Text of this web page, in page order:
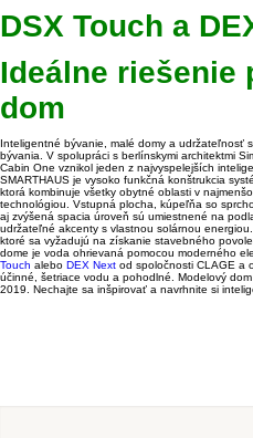
DSX Touch a
Ideálne riešenie
dom
Inteligentné bývanie, malé domy a udržateľnosť
bývania. V spolupráci s berlínskymi architektmi
Cabin One vznikol jeden z najvyspelejších
SMARTHAUS je vysoko funkčná konštrukcia
ktorá kombinuje všetky obytné oblasti v
technológiou. Vstupná plocha, kúpeľňa so
aj zvýšená spacia úroveň sú umiestnené na
udržateľné akcenty s vlastnou solárnou
ktoré sa vyžadujú na získanie stavebného
dome je voda ohrievaná pomocou moderného
Touch alebo DEX Next od spoločnosti CLAGE a
účinné, šetriace vodu a pohodlné. Modelový
2019. Nechajte sa inšpirovať a navrhnite si